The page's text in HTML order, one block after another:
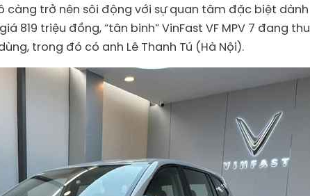
càng trở nên sôi động với sự quan tâm đặc biệt dành
819 triệu đồng, “tân binh” VinFast VF MPV 7 đang thu
trong đó có anh Lê Thanh Tú (Hà Nội).